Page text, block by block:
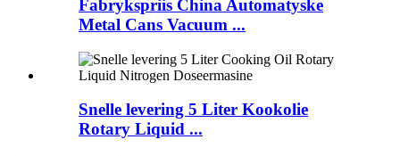
Fabrykspriis China Automatyske
Metal Cans Vacuum ...
Snelle levering 5 Liter Kookolie
Rotary Liquid ...